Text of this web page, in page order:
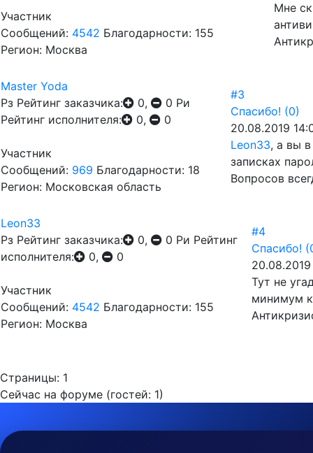
Участник
Сообщений: 4542 Благодарности: 155
Регион: Москва
Мне
Master Yoda
Рз Рейтинг заказчика: 0, 0 Ри
Рейтинг исполнителя:
0, 0
Участник
Сообщений: 969 Благодарности: 18
Регион: Московская область
#3
Спасибо! (0)
20.08.2019
Leon33, а вы
записках
Вопросов
Leon33
Рз Рейтинг заказчика: 0, 0 Ри Рейтинг
исполнителя:
0, 0
Участник
Сообщений: 4542 Благодарности: 155
Регион: Москва
#4
Спасибо!
Тут не
минимум
Страницы: 1
Сейчас на форуме (гостей: 1)